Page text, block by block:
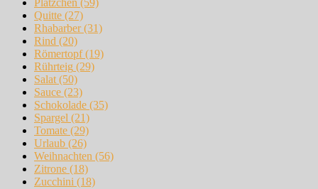
Plätzchen (59)
Quitte (27)
Rhabarber(31)
Rind (20)
Römertopf(19)
Rührteig (29)
Salat(50)
Sauce (23)
Schokolade (35)
Spargel (21)
Tomate (29)
Urlaub (26)
Weihnachten (56)
Zitrone (18)
Zucchini (18)